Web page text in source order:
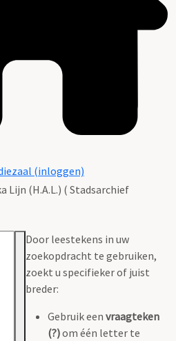
(inloggen)
Lijn (H.A.L.) ( Stadsarchief
Door leestekens in uw
zoekopdracht te gebruiken,
zoekt u specifieker of juist
breder:
Gebruik een vraagteken
(?)om één letter te